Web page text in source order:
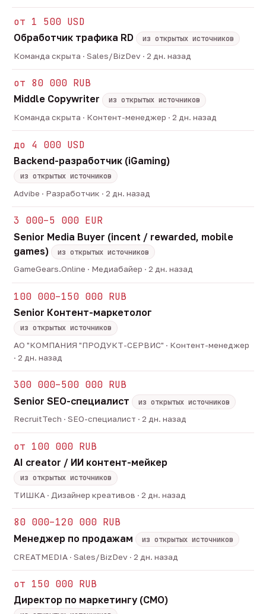
от 1 500 USD
Обработчик трафика RD
из открытых источников
Команда скрыта · Sales/BizDev · 2 дн. назад
от 80 000 RUB
Middle Copywriter
из открытых источников
Команда скрыта · Контент-менеджер · 2 дн. назад
до 4 000 USD
Backend-разработчик (iGaming)
из открытых источников
Advibe · Разработчик · 2 дн. назад
3 000–5 000 EUR
Senior Media Buyer (incent / rewarded, mobile
games)
из открытых источников
GameGears.Online · Медиабайер · 2 дн. назад
100 000–150 000 RUB
Senior Контент-маркетолог
из открытых источников
АО "КОМПАНИЯ "ПРОДУКТ-СЕРВИС" · Контент-менеджер
· 2 дн. назад
300 000–500 000 RUB
Senior SEO-специалист
из открытых источников
RecruitTech · SEO-специалист · 2 дн. назад
от 100 000 RUB
AI creator / ИИ контент-мейкер
из открытых источников
ТИШКА · Дизайнер креативов · 2 дн. назад
80 000–120 000 RUB
Менеджер по продажам
из открытых источников
CREATMEDIA · Sales/BizDev · 2 дн. назад
от 150 000 RUB
Директор по маркетингу (CMO)